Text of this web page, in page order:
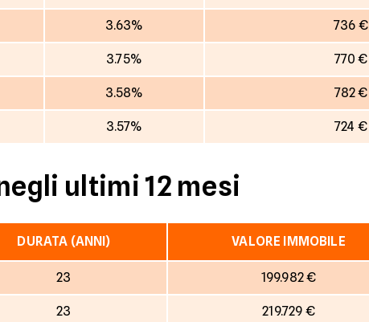
3.63% 736 €
3.75% 770 €
3.58% 782 €
3.57% 724 €
ultimi 12 mesi
DURATA (ANNI) VALORE IMMOBILE
23 199.982 €
23 219.729 €